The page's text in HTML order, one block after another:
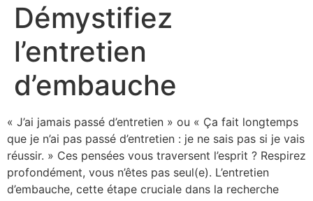
Démystifiez
l’entretien
d’embauche
« J’ai jamais passé d’entretien » ou « Ça fait longtemps
que je n’ai pas passé d’entretien : je ne sais pas si je vais
réussir. » Ces pensées vous traversent l’esprit ? Respirez
profondément, vous n’êtes pas seul(e). L’entretien
d’embauche, cette étape cruciale dans la recherche